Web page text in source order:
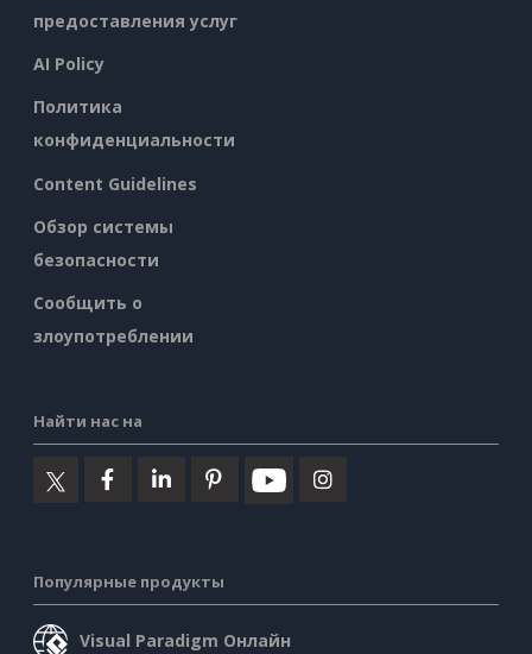
предоставления услуг
AI Policy
Политика
конфиденциальности
Content Guidelines
Обзор системы
безопасности
Сообщить о
злоупотреблении
Найти нас на
Популярные продукты
Visual Paradigm Онлайн